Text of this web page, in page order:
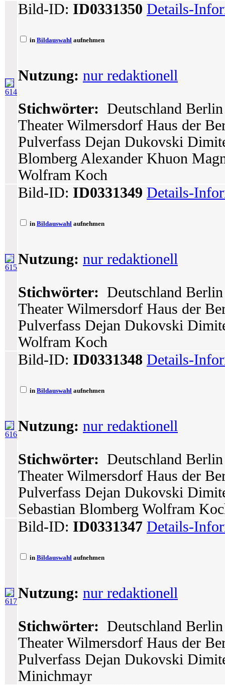
614
Bild-ID: ID0331350 Details-
in Bildauswahl aufnehmen
Nutzung: nur redaktionell
Stichwörter: Deutschland
Theater Wilmersdorf Haus der
Pulverfass Dejan Dukovski
Blomberg Alexander Khuon
Wolfram Koch
615
Bild-ID: ID0331349 Details-
in Bildauswahl aufnehmen
Nutzung: nur redaktionell
Stichwörter: Deutschland
Theater Wilmersdorf Haus der
Pulverfass Dejan Dukovski
Wolfram Koch
616
Bild-ID: ID0331348 Details-
in Bildauswahl aufnehmen
Nutzung: nur redaktionell
Stichwörter: Deutschland
Theater Wilmersdorf Haus der
Pulverfass Dejan Dukovski
Sebastian Blomberg Wolfram
617
Bild-ID: ID0331347 Details-
in Bildauswahl aufnehmen
Nutzung: nur redaktionell
Stichwörter: Deutschland
Theater Wilmersdorf Haus der
Pulverfass Dejan Dukovski
Minichmayr